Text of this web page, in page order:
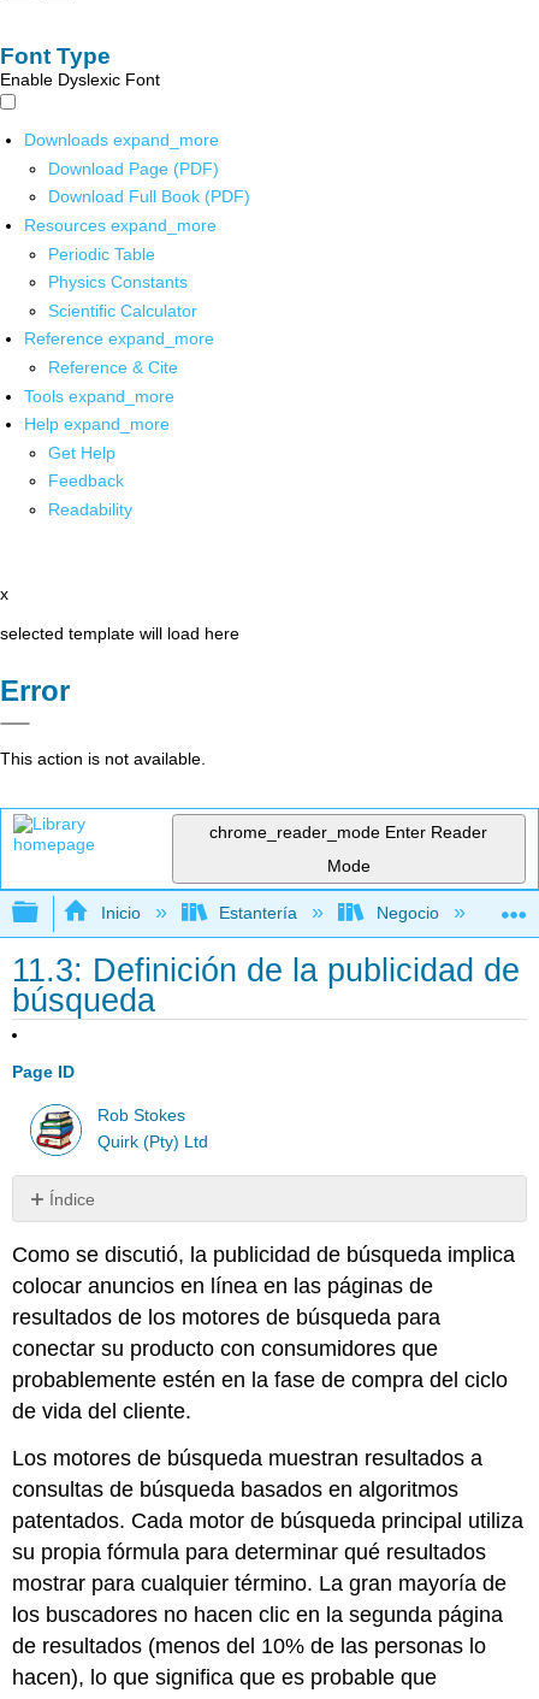
Font Type
Enable Dyslexic Font
Downloads expand_more
Download Page (PDF)
Download Full Book (PDF)
Resources expand_more
Periodic Table
Physics Constants
Scientific Calculator
Reference expand_more
Reference & Cite
Tools expand_more
Help expand_more
Get Help
Feedback
Readability
x
selected template will load here
Error
This action is not available.
chrome_reader_mode Enter Reader
Mode
Expandir/contraer jerarquía global
Inicio Estantería Negocio
11.3: Definición de la publicidad de
búsqueda
Page ID
Rob Stokes
Quirk (Pty) Ltd
Índice
tu
campaña
publicitaria
de
búsqueda
Nota
Como se discutió, la publicidad de búsqueda implica
colocar anuncios en línea en las páginas de
resultados de los motores de búsqueda para
conectar su producto con consumidores que
probablemente estén en la fase de compra del ciclo
de vida del cliente.
Los motores de búsqueda muestran resultados a
consultas de búsqueda basados en algoritmos
patentados. Cada motor de búsqueda principal utiliza
su propia fórmula para determinar qué resultados
mostrar para cualquier término. La gran mayoría de
los buscadores no hacen clic en la segunda página
de resultados (menos del 10% de las personas lo
hacen), lo que significa que es probable que